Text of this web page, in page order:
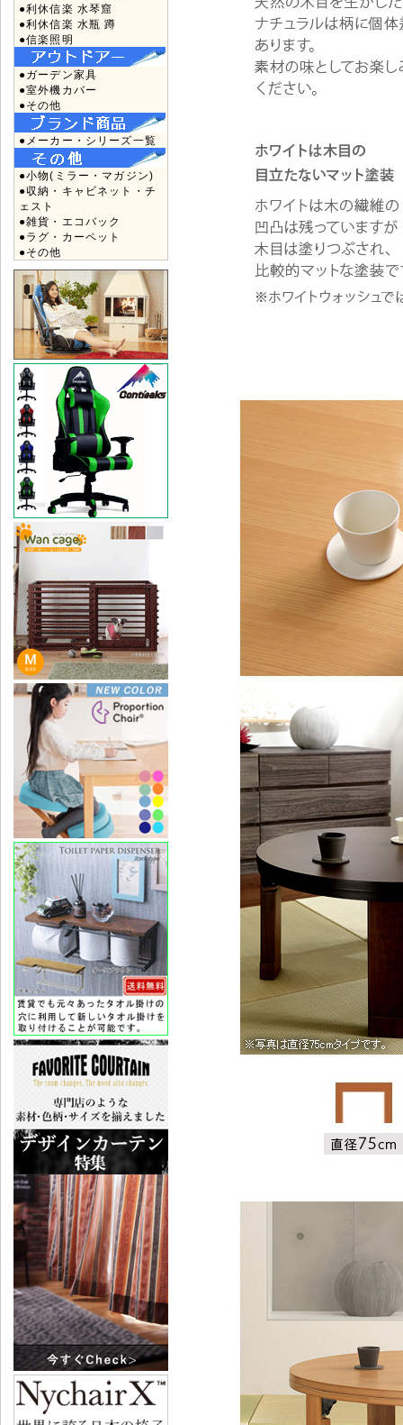
●利休信楽 水琴窟
●利休信楽 水瓶 蹲
●信楽照明
●ガーデン家具
●室外機カバー
●その他
●メーカー・シリーズ一覧
●小物(ミラー・マガジン)
●収納・キャビネット・チ
ェスト
●雑貨・エコバック
●ラグ・カーペット
●その他